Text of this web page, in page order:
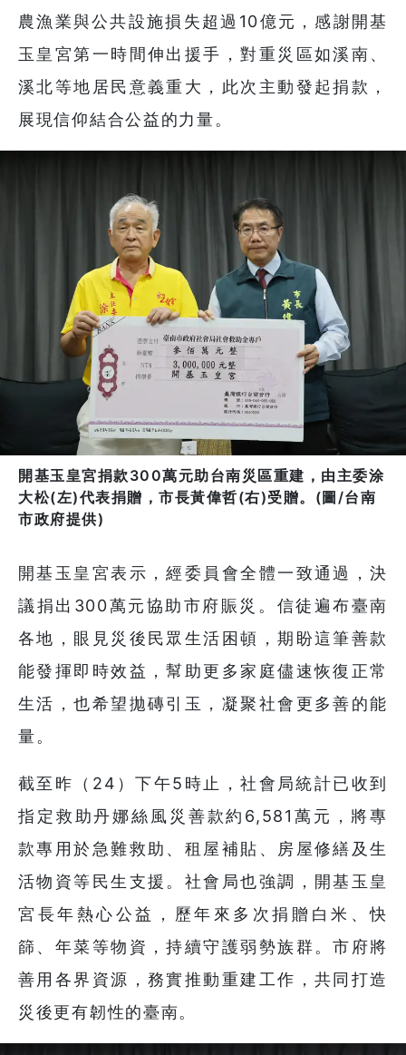
農漁業與公共設施損失超過10億元，感謝開基
玉皇宮第一時間伸出援手，對重災區如溪南、
溪北等地居民意義重大，此次主動發起捐款，
展現信仰結合公益的力量。
開基玉皇宮捐款300萬元助台南災區重建，由主委涂
大松(左)代表捐贈，市長黃偉哲(右)受贈。(圖/台南
市政府提供)
開基玉皇宮表示，經委員會全體一致通過，決
議捐出300萬元協助市府賑災。信徒遍布臺南
各地，眼見災後民眾生活困頓，期盼這筆善款
能發揮即時效益，幫助更多家庭儘速恢復正常
生活，也希望拋磚引玉，凝聚社會更多善的能
量。
截至昨（24）下午5時止，社會局統計已收到
指定救助丹娜絲風災善款約6,581萬元，將專
款專用於急難救助、租屋補貼、房屋修繕及生
活物資等民生支援。社會局也強調，開基玉皇
宮長年熱心公益，歷年來多次捐贈白米、快
篩、年菜等物資，持續守護弱勢族群。市府將
善用各界資源，務實推動重建工作，共同打造
災後更有韌性的臺南。